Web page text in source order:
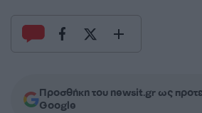
Προσθήκη του newsit.gr ως
Google